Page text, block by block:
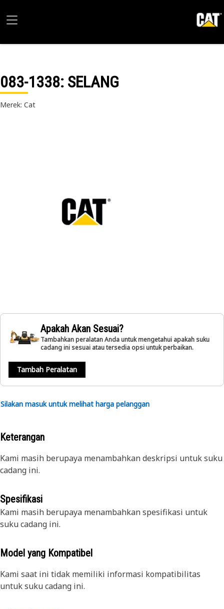
083-1338: SELANG
Merek: Cat
Apakah Akan Sesuai?
Tambahkan peralatan Anda untuk mengetahui apakah suku
cadang ini sesuai atau tersedia opsi untuk perbaikan.
Tambah Peralatan
Silakan masuk untuk melihat harga pelanggan
Keterangan
Kami masih berupaya menambahkan deskripsi untuk suku
cadang ini.
Spesifikasi
Kami masih berupaya menambahkan spesifikasi untuk
suku cadang ini.
Model yang Kompatibel
Kami saat ini tidak memiliki informasi kompatibilitas
untuk suku cadang ini.